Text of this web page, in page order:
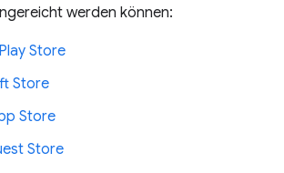
werden können:
Store
Store
Store
Store